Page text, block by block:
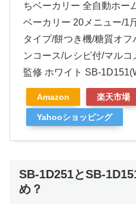
ちベーカリー 全自動ホー
ベーカリー 20メニュー/1
タイプ/餅つき機/糖質オフ
ンコース/レシピ付/マルコ
監修 ホワイト SB-
Amazon 楽天市場
Yahooショッピング
SB-1D251とSB-
め？